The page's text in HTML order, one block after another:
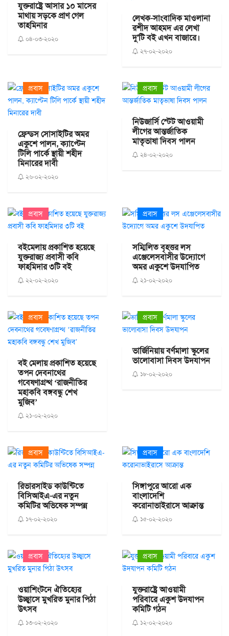
যুক্তরাষ্ট্রে আসার ১০ মাসের
মাথায় সড়কে প্রাণ গেল
তাহমিনার
০৪-০৩-২০২০
লেখক-সাংবাদিক মাওলানা
রশীদ আহমদ এর লেখা
দু'টি বই এখন বাজারে।
২৭-০২-২০২০
প্রবাস
ফ্রেন্ডস সোসাইটির অমর
একুশে পালন, ক্যাপ্টেন
টিলি পার্কে স্থায়ী শহীদ
মিনারের দাবী
২৬-০২-২০২০
প্রবাস
নিউজার্সি স্টেট আওয়ামী
লীগের আন্তর্জাতিক
মাতৃভাষা দিবস পালন
২৪-০২-২০২০
প্রবাস
বইমেলায় প্রকাশিত হয়েছে
যুক্তরাজ্য প্রবাসী কবি
ফাহমিদার ৩টি বই
২২-০২-২০২০
প্রবাস
সম্মিলিত বৃহত্তর লস
এঞ্জেলেসবাসীর উদ্যোগে
অমর একুশে উদযাপিত
২১-০২-২০২০
প্রবাস
বই মেলায় প্রকাশিত হয়েছে
তপন দেবনাথের
গবেষণাগ্রন্থ ‘রাজনীতির
মহাকবি বঙ্গবন্ধু শেখ
মুজিব’
২১-০২-২০২০
প্রবাস
ভার্জিনিয়ায় বর্ণমালা স্কুলের
ভালোবাসা দিবস উদযাপন
১৮-০২-২০২০
প্রবাস
রিভারসাইড কাউন্টিতে
বিসিআইএ-এর নতুন
কমিটির অভিষেক সম্পন্ন
১৭-০২-২০২০
প্রবাস
সিঙ্গাপুরে আরো এক
বাংলাদেশি
করোনাভাইরাসে আক্রান্ত
১৫-০২-২০২০
প্রবাস
ওয়াশিংটনে ঐতিহ্যের
উচ্ছ্বাসে মুখরিত মুনার পিঠা
উৎসব
১৩-০২-২০২০
প্রবাস
যুক্তরাষ্ট্রে আওয়ামী
পরিবারে একুশ উদযাপন
কমিটি গঠন
১২-০২-২০২০